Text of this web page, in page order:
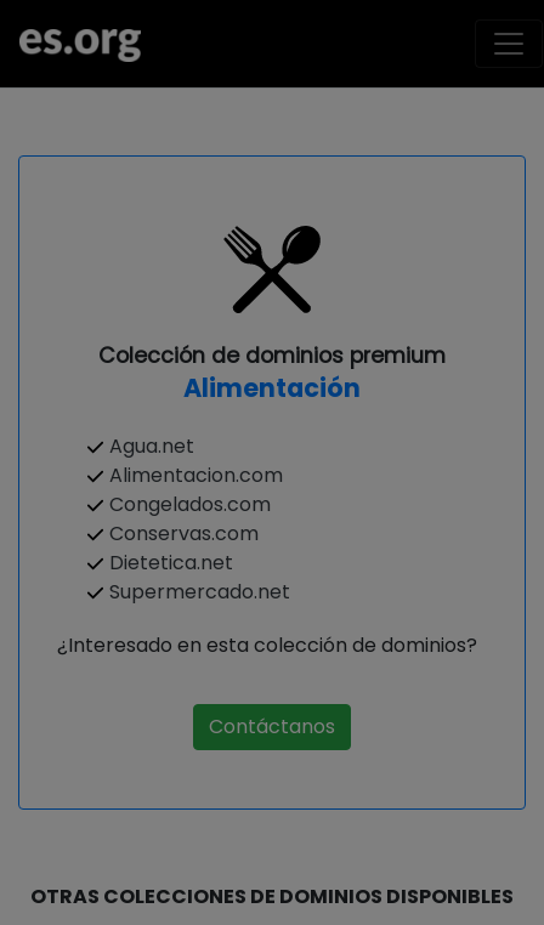
Colección de dominios premium
Alimentación
Agua.net
Alimentacion.com
Congelados.com
Conservas.com
Dietetica.net
Supermercado.net
¿Interesado en esta colección de dominios?
Contáctanos
OTRAS COLECCIONES DE DOMINIOS DISPONIBLES